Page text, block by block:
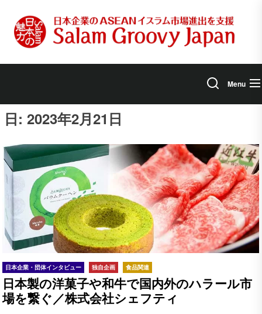
content
Menu
日: 2023年2月21日
日本企業・団体インタビュー 独自企画 食品関連
日本製の洋菓子や和牛で国内外のハラール市
場を繋ぐ／株式会社シェフティ